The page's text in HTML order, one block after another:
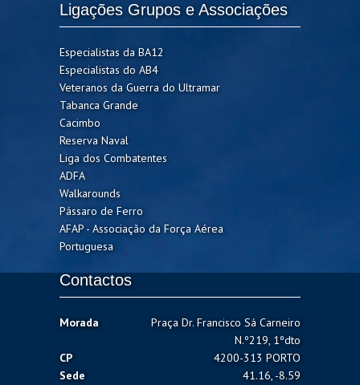
Ligações Grupos e Associações
Especialistas da BA12
Especialistas do AB4
Veteranos da Guerra do Ultramar
Tabanca Grande
Cacimbo
Reserva Naval
Liga dos Combatentes
ADFA
Walkarounds
Pássaro de Ferro
AFAP - Associação da Força Aérea
Portuguesa
Contactos
Morada
Praça Dr. Francisco Sá Carneiro
N.º219, 1ºdto
CP
4200-313 PORTO
Sede
41.16, -8.59